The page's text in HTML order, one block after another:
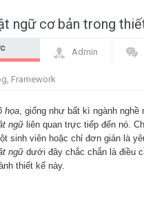
ngữ cơ bản trong
Admin
, Framework
họa, giống như bất kì ngành nghề
ngữ liên quan trực tiếp đến nó.
sinh viên hoặc chỉ đơn giản là
ngữ dưới đây chắc chắn là điều
thiết kế này.